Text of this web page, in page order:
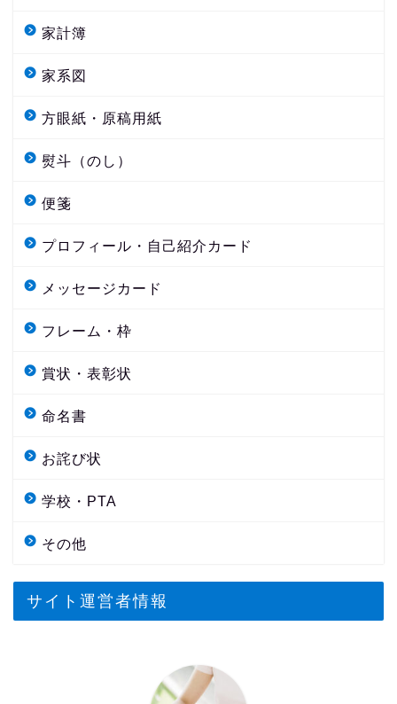
家計簿
家系図
方眼紙・原稿用紙
熨斗（のし）
便箋
プロフィール・自己紹介カード
メッセージカード
フレーム・枠
賞状・表彰状
命名書
お詫び状
学校・PTA
その他
サイト運営者情報